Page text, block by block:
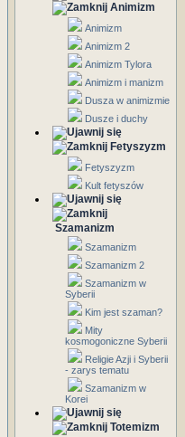
Animizm
Animizm
Animizm 2
Animizm Tylora
Animizm i manizm
Dusza w animizmie
Dusze i duchy
Fetyszyzm
Fetyszyzm
Kult fetyszów
Szamanizm
Szamanizm
Szamanizm 2
Szamanizm w
Syberii
Kim jest szaman?
Mity
kosmogoniczne Syberii
Religie Azji i Syberii
- zarys tematu
Szamanizm w
Korei
Totemizm